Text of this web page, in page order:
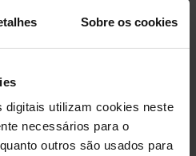
Sobre os cookies
digitais utilizam cookies neste
necessários para o
outros são usados para